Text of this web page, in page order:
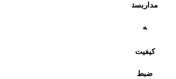
مداربست
ه
کیفیت
ضبط